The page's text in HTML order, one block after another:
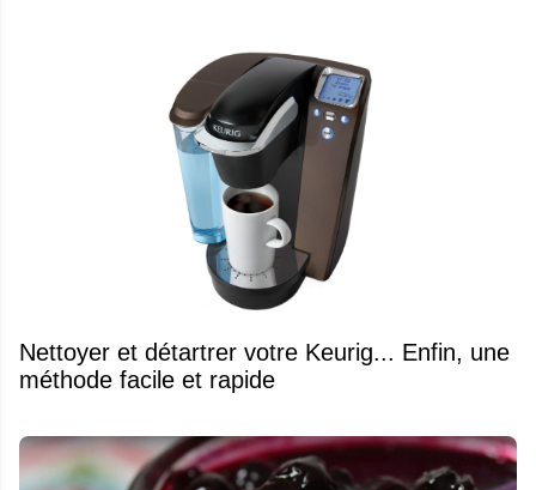
Nettoyer et détartrer votre Keurig... Enfin, une
méthode facile et rapide